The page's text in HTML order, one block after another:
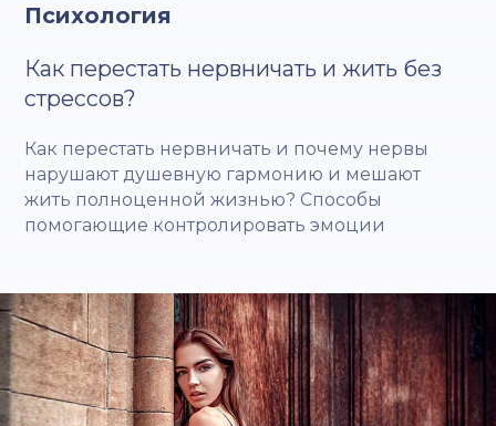
Психология
Как перестать нервничать и жить без
стрессов?
Как перестать нервничать и почему нервы
нарушают душевную гармонию и мешают
жить полноценной жизнью? Способы
помогающие контролировать эмоции